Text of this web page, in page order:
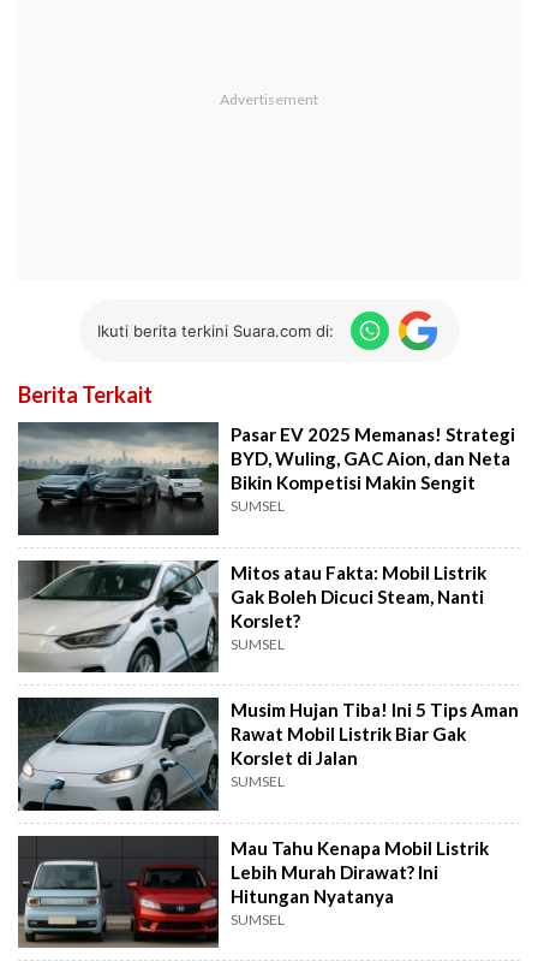
Ikuti berita terkini Suara.com di:
Berita Terkait
Pasar EV 2025 Memanas! Strategi
BYD, Wuling, GAC Aion, dan Neta
Bikin Kompetisi Makin Sengit
SUMSEL
Mitos atau Fakta: Mobil Listrik
Gak Boleh Dicuci Steam, Nanti
Korslet?
SUMSEL
Musim Hujan Tiba! Ini 5 Tips Aman
Rawat Mobil Listrik Biar Gak
Korslet di Jalan
SUMSEL
Mau Tahu Kenapa Mobil Listrik
Lebih Murah Dirawat? Ini
Hitungan Nyatanya
SUMSEL